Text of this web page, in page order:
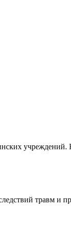
учреждений.
травм и